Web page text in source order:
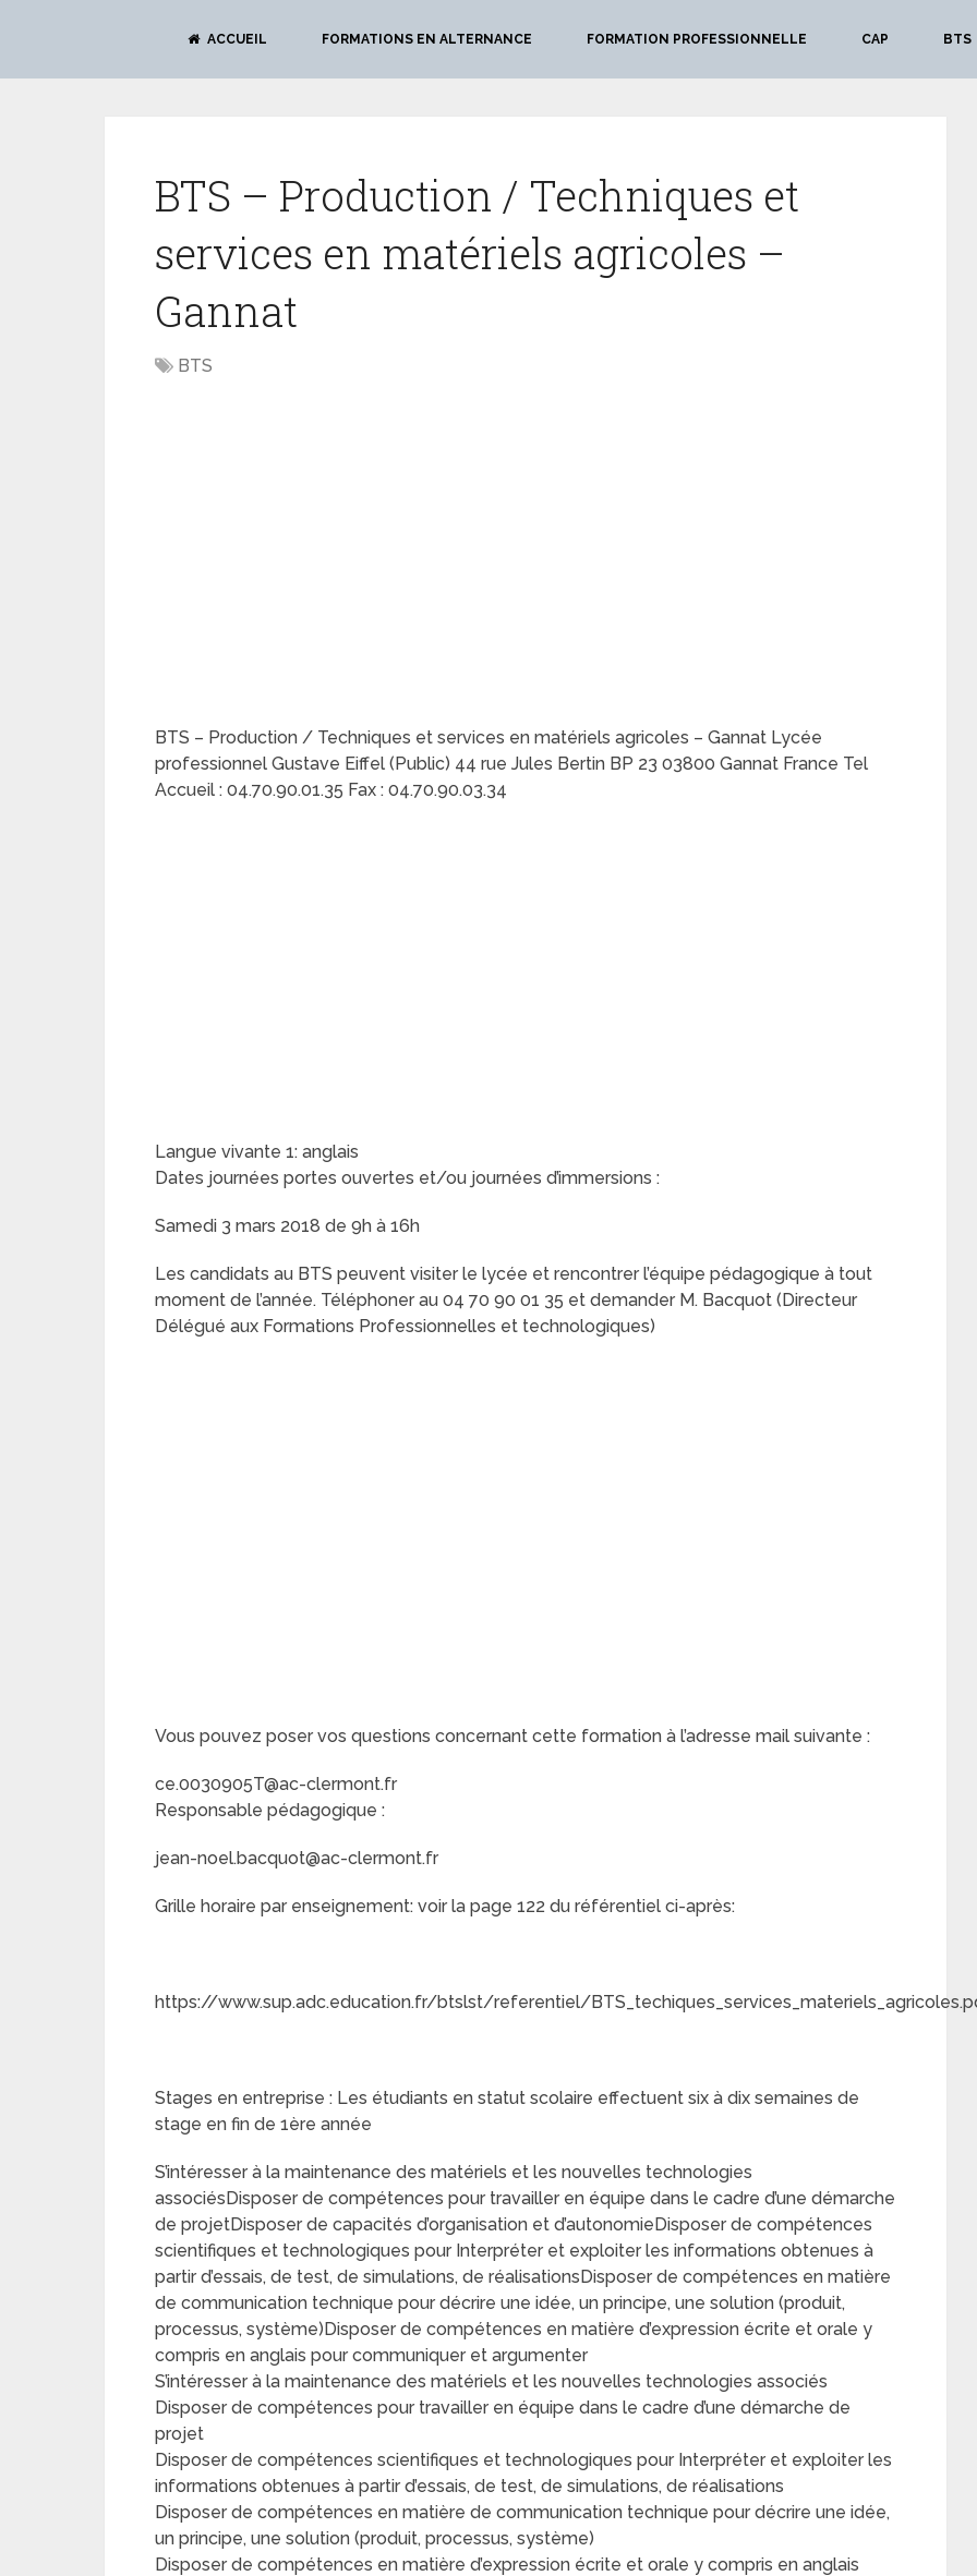
ACCUEIL FORMATIONS EN ALTERNANCE FORMATION PROFESSIONNELLE CAP BTS
BTS – Production / Techniques et
services en matériels agricoles –
Gannat
BTS
BTS – Production / Techniques et services en matériels agricoles – Gannat Lycée
professionnel Gustave Eiffel (Public) 44 rue Jules Bertin BP 23 03800 Gannat France Tel
Accueil : 04.70.90.01.35 Fax : 04.70.90.03.34
Langue vivante 1: anglais
Dates journées portes ouvertes et/ou journées d’immersions :
Samedi 3 mars 2018 de 9h à 16h
Les candidats au BTS peuvent visiter le lycée et rencontrer l’équipe pédagogique à tout
moment de l’année. Téléphoner au 04 70 90 01 35 et demander M. Bacquot (Directeur
Délégué aux Formations Professionnelles et technologiques)
Vous pouvez poser vos questions concernant cette formation à l’adresse mail suivante :
ce.0030905T@ac-clermont.fr
Responsable pédagogique :
jean-noel.bacquot@ac-clermont.fr
Grille horaire par enseignement: voir la page 122 du référentiel ci-après:
https://www.sup.adc.education.fr/btslst/referentiel/
Stages en entreprise : Les étudiants en statut scolaire effectuent six à dix semaines de
stage en fin de 1ère année
S’intéresser à la maintenance des matériels et les nouvelles technologies
associésDisposer de compétences pour travailler en équipe dans le cadre d’une démarche
de projetDisposer de capacités d’organisation et d’autonomieDisposer de compétences
scientifiques et technologiques pour Interpréter et exploiter les informations obtenues à
partir d’essais, de test, de simulations, de réalisationsDisposer de compétences en matière
de communication technique pour décrire une idée, un principe, une solution (produit,
processus, système)Disposer de compétences en matière d’expression écrite et orale y
compris en anglais pour communiquer et argumenter
S’intéresser à la maintenance des matériels et les nouvelles technologies associés
Disposer de compétences pour travailler en équipe dans le cadre d’une démarche de
projet
Disposer de compétences scientifiques et technologiques pour Interpréter et exploiter les
informations obtenues à partir d’essais, de test, de simulations, de réalisations
Disposer de compétences en matière de communication technique pour décrire une idée,
un principe, une solution (produit, processus, système)
Disposer de compétences en matière d’expression écrite et orale y compris en anglais